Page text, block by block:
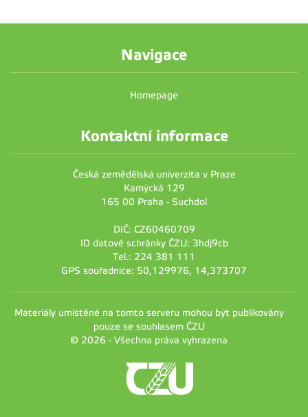
Navigace
Homepage
Kontaktní informace
Česká zemědělská univerzita v Praze
Kamýcká 129
165 00 Praha - Suchdol
DIČ: CZ60460709
ID datové schránky ČZU: 3hdj9cb
Tel.: 224 381 111
GPS souřadnice: 50,129976, 14,373707
Materiály umístěné na tomto serveru mohou být publikovány
pouze se souhlasem ČZU
© 2026 - Všechna práva vyhrazena